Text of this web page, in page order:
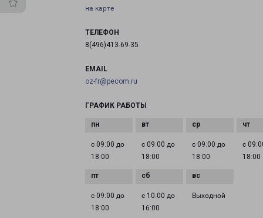
на карте
ТЕЛЕФОН
8(496)413-69-35
EMAIL
oz-fr@pecom.ru
ГРАФИК РАБОТЫ
с 09:00 до
18:00
с 09:00 до
18:00
с 09:00 до
18:00
с
18:00
с 09:00 до
18:00
с 10:00 до
16:00
Выходной